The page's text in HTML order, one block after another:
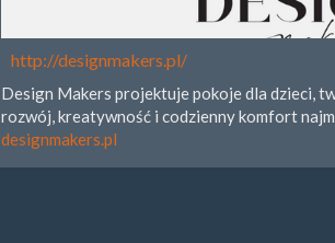
http://designmakers.pl/
Design Makers projektuje pokoje dla dzieci,
rozwój, kreatywność i codzienny komfort
designmakers.pl